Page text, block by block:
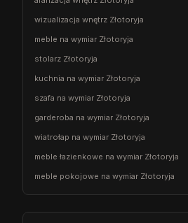
wizualizacja wnętrz Złotoryja
meble na wymiar Złotoryja
stolarz Złotoryja
kuchnia na wymiar Złotoryja
szafa na wymiar Złotoryja
garderoba na wymiar Złotoryja
wiatrołap na wymiar Złotoryja
meble łazienkowe na wymiar Złotoryja
meble pokojowe na wymiar Złotoryja